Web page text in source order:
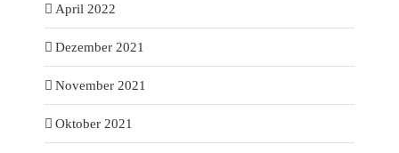
April 2022
Dezember 2021
November 2021
Oktober 2021